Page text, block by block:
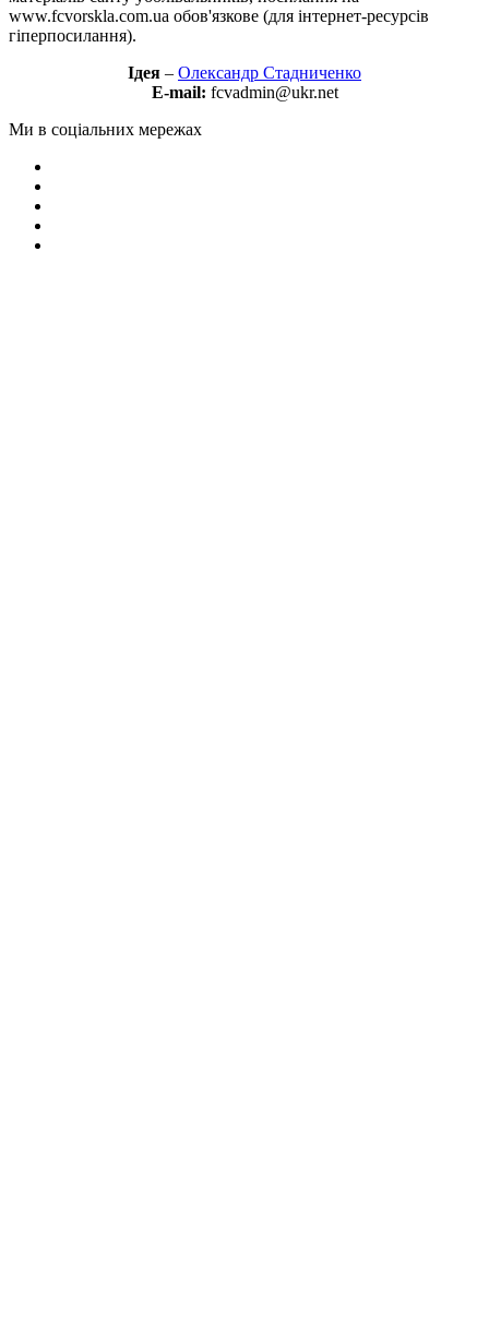
www.fcvorskla.com.ua обов'язкове (для інтернет-ресурсів
гіперпосилання).
Ідея – Олександр Стадниченко
E-mail: fcvadmin@ukr.net
Ми в соціальних мережах